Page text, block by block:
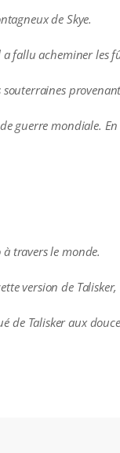
de Skye.
fallu acheminer les
guerre mondiale.
travers le monde.
version de
Talisker aux